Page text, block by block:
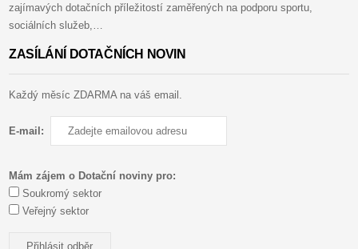
zajímavých dotačních příležitostí zaměřených na podporu sportu,
sociálních služeb,…
ZASÍLÁNÍ DOTAČNÍCH NOVIN
Každý měsíc ZDARMA na váš email.
E-mail:
Mám zájem o Dotační noviny pro:
Soukromý sektor
Veřejný sektor